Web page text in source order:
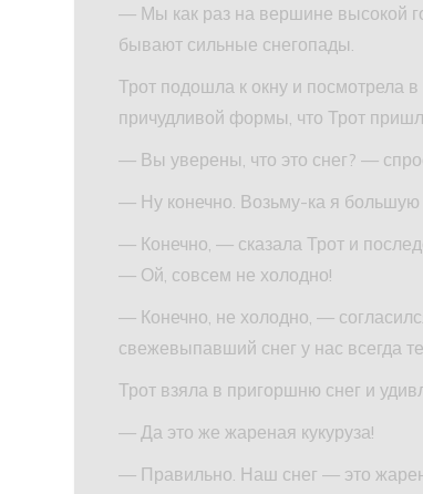
— Мы как раз на вершине высокой
бывают сильные снегопады.
Трот подошла к окну и посмотрела
причудливой формы, что Трот
— Вы уверены, что это снег? —
— Ну конечно. Возьму-ка я большую
— Конечно, — сказала Трот и
— Ой, совсем не холодно!
— Конечно, не холодно, —
свежевыпавший снег у нас всегда
Трот взяла в пригоршню снег и
— Да это же жареная кукуруза!
— Правильно. Наш снег — это